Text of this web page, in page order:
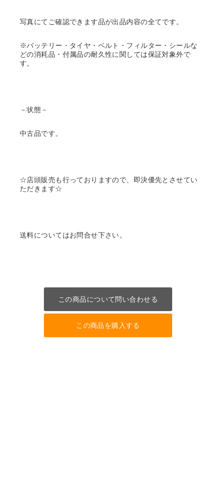
写真にてご確認できます品が出品内容の全てです。
※バッテリー・タイヤ・ベルト・フィルター・シールな
どの消耗品・付属品の耐久性に関しては保証対象外で
す。
－状態－
中古品です。
☆店頭販売も行っておりますので、即決優先とさせてい
ただきます☆
送料についてはお問合せ下さい。
この商品について問い合わせる
この商品を購入する